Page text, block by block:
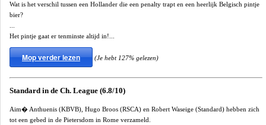
Wat is het verschil tussen een Hollander die een penalty trapt en een heerlijk Belgisch pintje
bier?
Het pintje gaat er tenminste altijd in!...
Mop verder lezen (Je hebt 127% gelezen)
Standard in de Ch. League (6.8/10)
Aim� Anthuenis (KBVB), Hugo Broos (RSCA) en Robert Waseige (Standard) hebben zich
tot een gebed in de Pietersdom in Rome verzameld.